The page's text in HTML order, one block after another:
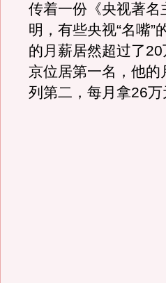
传着一份《央视著
明，有些央视“名嘴
的月薪居然超过了
京位居第一名，他
列第二，每月拿26万